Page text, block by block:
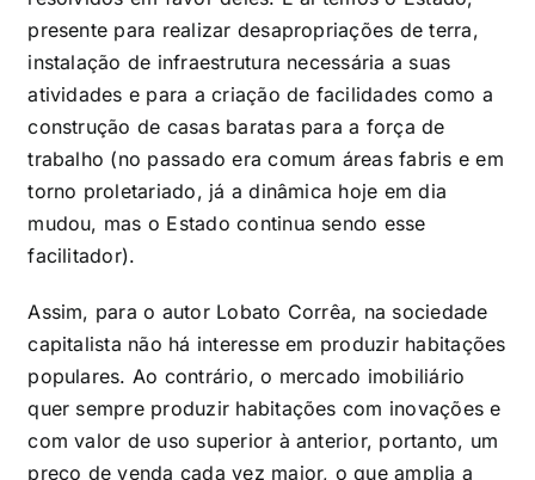
presente para realizar desapropriações de terra,
instalação de infraestrutura necessária a suas
atividades e para a criação de facilidades como a
construção de casas baratas para a força de
trabalho (no passado era comum áreas fabris e em
torno proletariado, já a dinâmica hoje em dia
mudou, mas o Estado continua sendo esse
facilitador).
Assim, para o autor Lobato Corrêa, na sociedade
capitalista não há interesse em produzir habitações
populares. Ao contrário, o mercado imobiliário
quer sempre produzir habitações com inovações e
com valor de uso superior à anterior, portanto, um
preço de venda cada vez maior, o que amplia a